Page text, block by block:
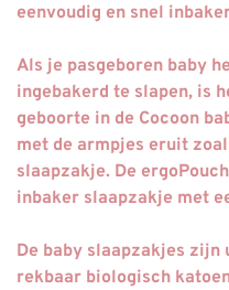
eenvoudig en snel
Als je pasgeboren baby
ingebakerd te slapen, is
geboorte in de Cocoon
met de armpjes eruit
slaapzakje. De
inbaker slaapzakje met
De baby slaapzakjes zijn
rekbaar biologisch